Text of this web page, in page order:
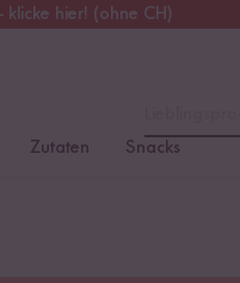
klicke hier! (ohne CH)
Kostenloser Versand
Zutaten Snacks